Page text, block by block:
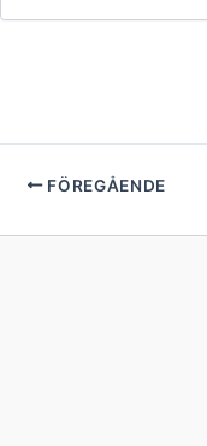
FÖREGÅENDE